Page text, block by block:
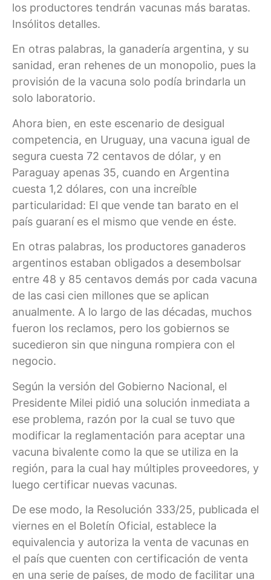
los productores tendrán vacunas más baratas.
Insólitos detalles.
En otras palabras, la ganadería argentina, y su
sanidad, eran rehenes de un monopolio, pues la
provisión de la vacuna solo podía brindarla un
solo laboratorio.
Ahora bien, en este escenario de desigual
competencia, en Uruguay, una vacuna igual de
segura cuesta 72 centavos de dólar, y en
Paraguay apenas 35, cuando en Argentina
cuesta 1,2 dólares, con una increíble
particularidad: El que vende tan barato en el
país guaraní es el mismo que vende en éste.
En otras palabras, los productores ganaderos
argentinos estaban obligados a desembolsar
entre 48 y 85 centavos demás por cada vacuna
de las casi cien millones que se aplican
anualmente. A lo largo de las décadas, muchos
fueron los reclamos, pero los gobiernos se
sucedieron sin que ninguna rompiera con el
negocio.
Según la versión del Gobierno Nacional, el
Presidente Milei pidió una solución inmediata a
ese problema, razón por la cual se tuvo que
modificar la reglamentación para aceptar una
vacuna bivalente como la que se utiliza en la
región, para la cual hay múltiples proveedores, y
luego certificar nuevas vacunas.
De ese modo, la Resolución 333/25, publicada el
viernes en el Boletín Oficial, establece la
equivalencia y autoriza la venta de vacunas en
el país que cuenten con certificación de venta
en una serie de países, de modo de facilitar una